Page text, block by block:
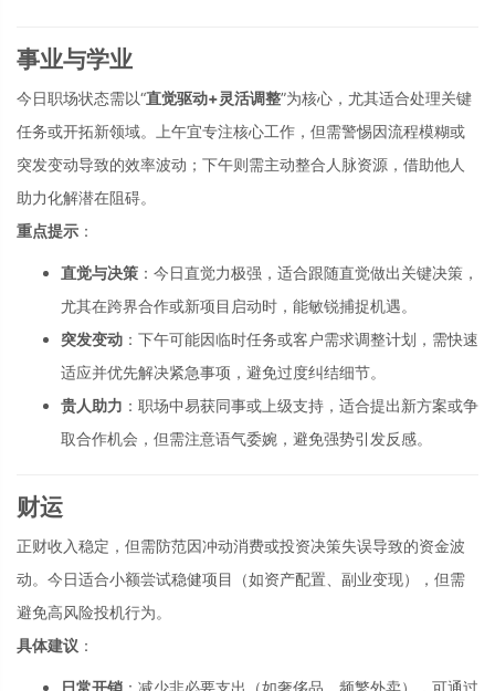
事业与学业
今日职场状态需以“直觉驱动+灵活调整”为核心，尤其适合处理关键
任务或开拓新领域。上午宜专注核心工作，但需警惕因流程模糊或
突发变动导致的效率波动；下午则需主动整合人脉资源，借助他人
助力化解潜在阻碍。
重点提示 ：
直觉与决策 ：今日直觉力极强，适合跟随直觉做出关键决策，
尤其在跨界合作或新项目启动时，能敏锐捕捉机遇。
突发变动 ：下午可能因临时任务或客户需求调整计划，需快速
适应并优先解决紧急事项，避免过度纠结细节。
贵人助力 ：职场中易获同事或上级支持，适合提出新方案或争
取合作机会，但需注意语气委婉，避免强势引发反感。
财运
正财收入稳定，但需防范因冲动消费或投资决策失误导致的资金波
动。今日适合小额尝试稳健项目（如资产配置、副业变现），但需
避免高风险投机行为。
具体建议 ：
日常开销 ：减少非必要支出（如奢侈品、频繁外卖），可通过